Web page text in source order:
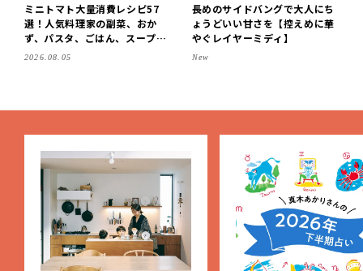
ミニトマト大量消費レシピ57
選！人気料理家の副菜、おか
ず、パスタ、ごはん、スープま
で【保存版】
2026.08.05
長めのサイドバングで大人にち
ょうどいい甘さを【控えめに華
やぐレイヤーミディ】
New